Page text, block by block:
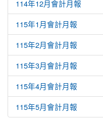
114年12月會計月報
115年1月會計月報
115年2月會計月報
115年3月會計月報
115年4月會計月報
115年5月會計月報